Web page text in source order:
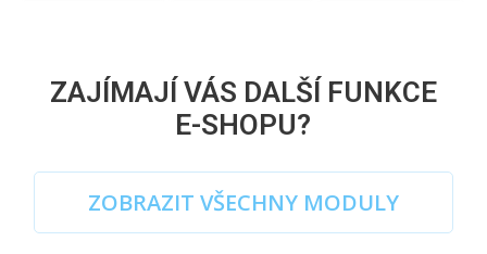
ZAJÍMAJÍ VÁS DALŠÍ FUNKCE
E-SHOPU?
ZOBRAZIT VŠECHNY MODULY